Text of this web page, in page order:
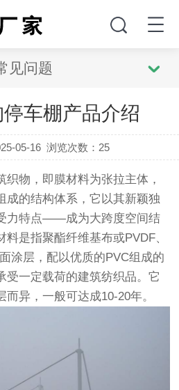
见问题
车棚产品介绍
05-16 浏览次数： 25
物，即膜材料为张拉主体，
成的结构体系，它以其新颖独
力特点——成为大跨度空间结
是指聚酯纤维基布或PVDF、
涂层，配以优质的PVC组成的
受一定载荷的建筑纺织品。它
异，一般可达成10-20年。